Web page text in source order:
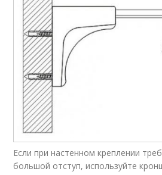
Если при настенном креплении
большой отступ, используйте